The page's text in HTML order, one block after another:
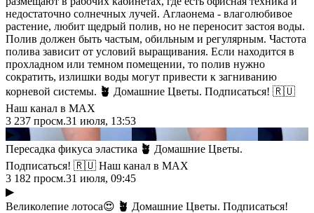
недостаточно солнечных лучей. Аглаонема - влаголюбивое
растение, любит щедрый полив, но не переносит застоя воды.
Полив должен быть частым, обильным и регулярным. Частота
полива зависит от условий выращивания. Если находится в
прохладном или темном помещении, то полив нужно
сократить, излишки воды могут привести к загниванию
корневой системы. 🪴 Домашние Цветы. Подписаться! 🇷🇺
Наш канал в МАХ
3 237 просм.31 июля, 13:53
▶
Пересадка фикуса эластика 🪴 Домашние Цветы.
Подписаться! 🇷🇺 Наш канал в МАХ
3 182 просм.31 июля, 09:45
▶
Великолепие лотоса😍 🪴 Домашние Цветы. Подписаться!